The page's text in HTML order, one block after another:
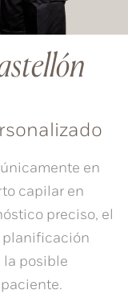
en
capilar en
preciso, el
planificación
la posible